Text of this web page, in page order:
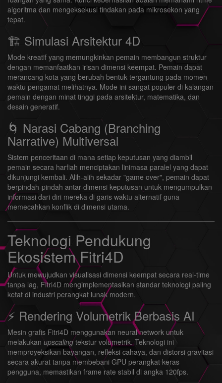
algoritma dan mengeksekusi tindakan pada mikrosekon yang
tepat.
🏗️ Simulasi Arsitektur 4D
Mode kreatif yang memungkinkan pemain membangun struktur
dengan memanfaatkan irisan dimensi keempat. Pemain dapat
merancang kota yang berubah bentuk tergantung pada momen
waktu pengamat melihatnya. Mode ini sangat populer di kalangan
pemain dengan minat tinggi pada arsitektur, matematika, dan
desain generatif.
🌀 Narasi Cabang (Branching
Narrative) Multiversal
Sistem penceritaan di mana setiap keputusan yang diambil
pemain secara harfiah menciptakan linimasa paralel yang dapat
dikunjungi kembali. Alih-alih sekadar "game over", pemain dapat
berpindah-pindah antar-dimensi keputusan untuk mengumpulkan
informasi dari diri mereka di garis waktu alternatif guna
memecahkan konflik di dimensi utama.
Teknologi Pendukung
Ekosistem Fitri4D
Untuk mewujudkan visualisasi dimensi keempat secara real-time
tanpa lag, Fitri4D mengimplementasikan standar teknologi paling
ketat di industri perangkat lunak modern.
⚡ Rendering Volumetrik Berbasis AI
Mesin grafis Fitri4D menggunakan neural network untuk
melakukan upscalingtekstur volumetrik. Teknologi ini
memproyeksikan bayangan, refleksi cahaya, dan distorsi gravitasi
secara akurat tanpa membebani GPU perangkat keras
pengguna, memastikan frame rate stabil di angka 120fps.